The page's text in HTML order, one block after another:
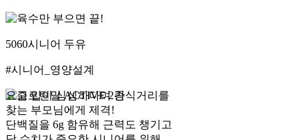
5060시니어 두유
#시니어_영양설계
요즘 입이 심심하다며 간식거리를
찾는 부모님에게 제격!
단백질을 6g 함유해 근력도 챙기고